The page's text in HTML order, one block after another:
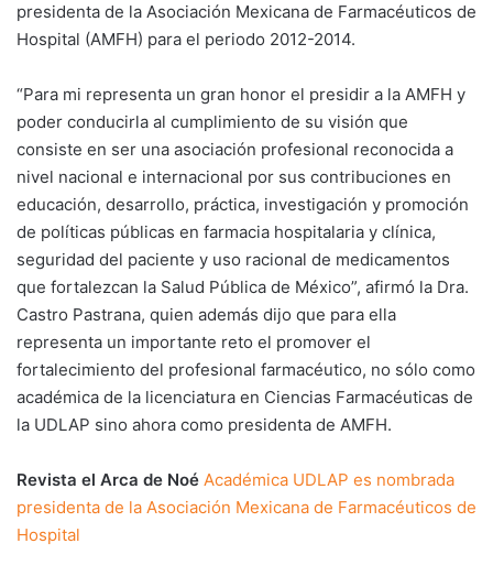
presidenta de la Asociación Mexicana de Farmacéuticos de
Hospital (AMFH) para el periodo 2012-2014.
“Para mi representa un gran honor el presidir a la AMFH y
poder conducirla al cumplimiento de su visión que
consiste en ser una asociación profesional reconocida a
nivel nacional e internacional por sus contribuciones en
educación, desarrollo, práctica, investigación y promoción
de políticas públicas en farmacia hospitalaria y clínica,
seguridad del paciente y uso racional de medicamentos
que fortalezcan la Salud Pública de México”, afirmó la Dra.
Castro Pastrana, quien además dijo que para ella
representa un importante reto el promover el
fortalecimiento del profesional farmacéutico, no sólo como
académica de la licenciatura en Ciencias Farmacéuticas de
la UDLAP sino ahora como presidenta de AMFH.
Revista el Arca de Noé Académica UDLAP es nombrada
presidenta de la Asociación Mexicana de Farmacéuticos de
Hospital